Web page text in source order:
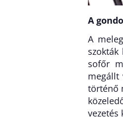
A
A
sofőr
megállt
történő
vezetés